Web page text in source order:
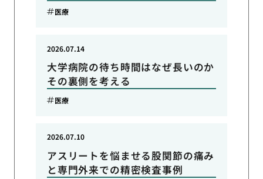
医療
大学病院の待ち時間はなぜ長いのか
その裏側を考える
2026.07.14
医療
アスリートを悩ませる股関節の痛み
と専門外来での精密検査事例
2026.07.10